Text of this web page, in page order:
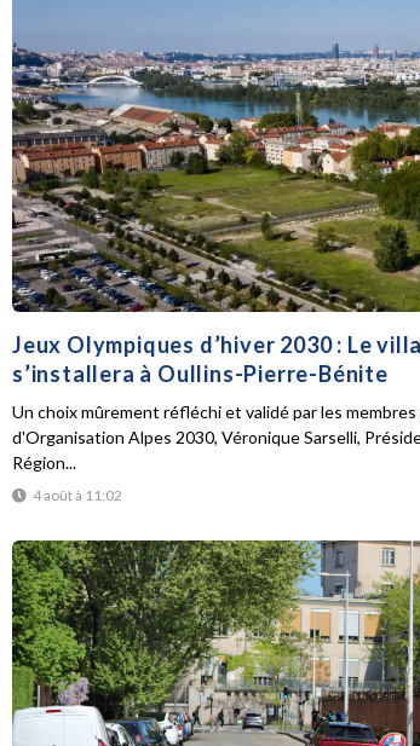
Jeux Olympiques d’hiver 2030 : Le
s’installera à Oullins-Pierre-Bénite
4 août à 11:02
Un choix mûrement réfléchi et validé par les
d'Organisation Alpes 2030, Véronique Sarselli,
Région...